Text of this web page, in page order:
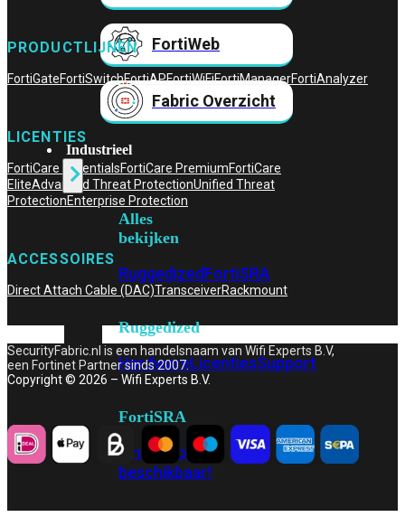
FortiWeb
Fabric Overzicht
Industrieel
Alles
bekijken
RuggedizedFortiSRA
Ruggedized
HardwareLicentiesSupport
FortiSRA
Binnenkort
beschikbaar!
PRODUCTLIJNEN
FortiGateFortiSwitchFortiAPFortiWiFiFortiManagerFortiAnalyzer
LICENTIES
FortiCare EssentialsFortiCare PremiumFortiCare
EliteAdvanced Threat ProtectionUnified Threat
ProtectionEnterprise Protection
ACCESSOIRES
Direct Attach Cable (DAC)TransceiverRackmount
SecurityFabric.nl is een handelsnaam van Wifi Experts B.V,
een Fortinet Partner sinds 2007.
Copyright © 2026 – Wifi Experts B.V.